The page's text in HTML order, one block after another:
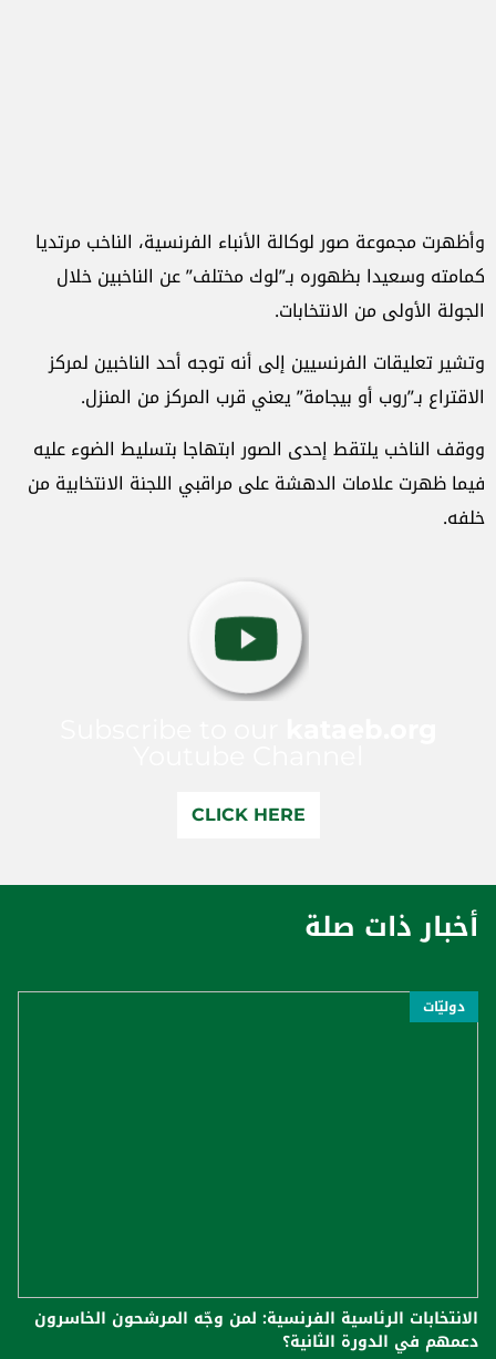
وأظهرت مجموعة صور لوكالة الأنباء الفرنسية، الناخب مرتديا
كمامته وسعيدا بظهوره بـ”لوك مختلف” عن الناخبين خلال
الجولة الأولى من الانتخابات.
وتشير تعليقات الفرنسيين إلى أنه توجه أحد الناخبين لمركز
الاقتراع بـ”روب أو بيجامة” يعني قرب المركز من المنزل.
ووقف الناخب يلتقط إحدى الصور ابتهاجا بتسليط الضوء عليه
فيما ظهرت علامات الدهشة على مراقبي اللجنة الانتخابية من
خلفه.
CLICK HERE
أخبار ذات صلة
دوليّات
الانتخابات الرئاسية الفرنسية: لمن وجّه المرشحون الخاسرون
دعمهم في الدورة الثانية؟